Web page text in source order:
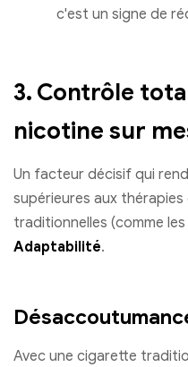
c'est un signe de
3. Contrôle
nicotine sur
Un facteur décisif qui
supérieures aux
traditionnelles (comme
Adaptabilité.
Avec une cigarette